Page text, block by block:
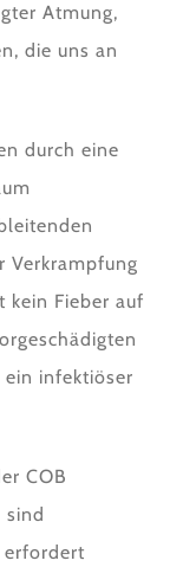
Atmung,
die uns an
durch eine
Verkrampfung
kein Fieber auf
infektiöser
COB
sind
erfordert